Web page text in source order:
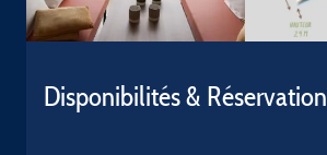
Disponibilités & Réservation